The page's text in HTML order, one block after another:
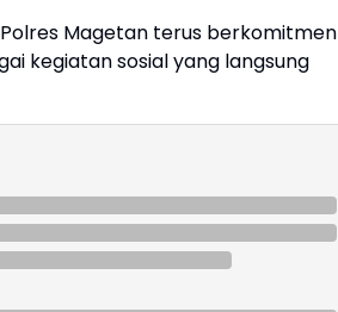
Magetan terus berkomitmen
kegiatan sosial yang langsung